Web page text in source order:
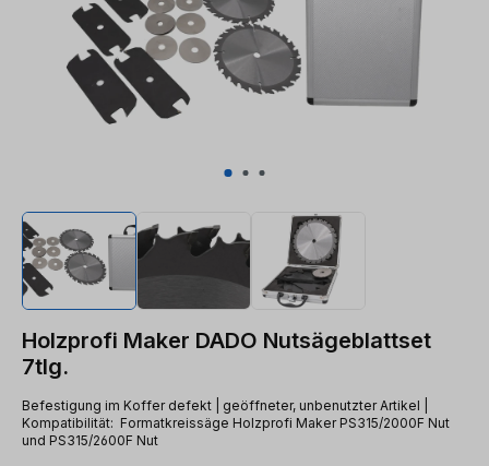
Holzprofi Maker DADO Nutsägeblattset
7tlg.
Befestigung im Koffer defekt | geöffneter, unbenutzter Artikel |
Kompatibilität: Formatkreissäge Holzprofi Maker PS315/2000F Nut
und PS315/2600F Nut